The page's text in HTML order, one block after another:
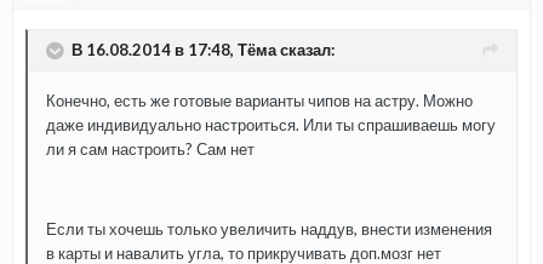
В 16.08.2014 в 17:48, Тёма сказал:
Конечно, есть же готовые варианты чипов на астру. Можно
даже индивидуально настроиться. Или ты спрашиваешь могу
ли я сам настроить? Сам нет
Если ты хочешь только увеличить наддув, внести изменения
в карты и навалить угла, то прикручивать доп.мозг нет